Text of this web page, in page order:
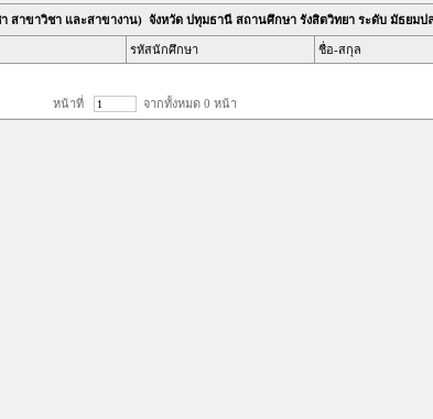
าขาวิชา และสาขางาน) จังหวัด ปทุมธานี สถานศึกษา รังสิตวิทยา ระดับ มัธยมป
รหัสนักศึกษา ชื่อ-สกุล
หน้าที่
จากทั้งหมด 0 หน้า